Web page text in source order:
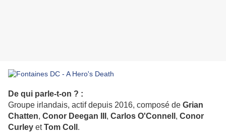
De qui parle-t-on ? :
Groupe irlandais, actif depuis 2016, composé de Grian
Chatten, Conor Deegan III , Carlos O'Connell , Conor
Curley etTom Coll .